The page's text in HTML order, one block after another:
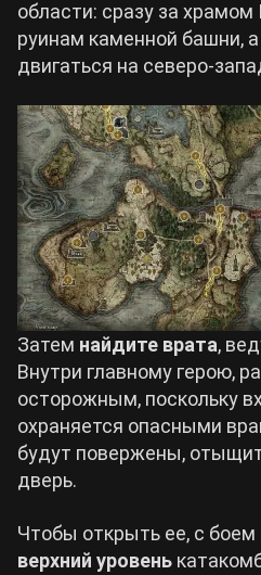
области: сразу за
руинам каменной башни,
двигаться на северо-
Затем найдите врата,
Внутри главному герою,
осторожным, поскольку
охраняется опасными
будут повержены,
дверь.
Чтобы открыть ее, с боем
верхний уровень